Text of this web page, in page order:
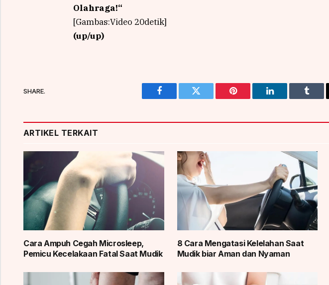
Olahraga!“
[Gambas:Video 20detik]
(up/up)
SHARE.
Facebook Twitter Pinterest LinkedIn
ARTIKEL TERKAIT
Cara Ampuh Cegah Microsleep,
Pemicu Kecelakaan Fatal Saat Mudik
8 Cara Mengatasi Kelelahan Saat
Mudik biar Aman dan Nyaman